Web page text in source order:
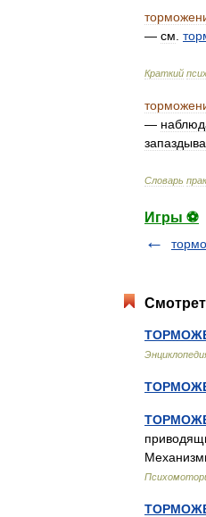
— см
Краткий
—
Словарь
Игры ⚽